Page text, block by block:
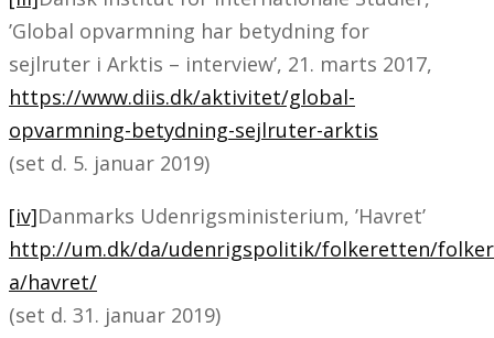
’Global opvarmning har betydning for
sejlruter i Arktis – interview’, 21. marts 2017,
https://www.diis.dk/aktivitet/global-
opvarmning-betydning-sejlruter-arktis
(set d. 5. januar 2019)
[iv]Danmarks Udenrigsministerium, ’Havret’
http://um.dk/da/udenrigspolitik/folkeretten/
a/havret/
(set d. 31. januar 2019)